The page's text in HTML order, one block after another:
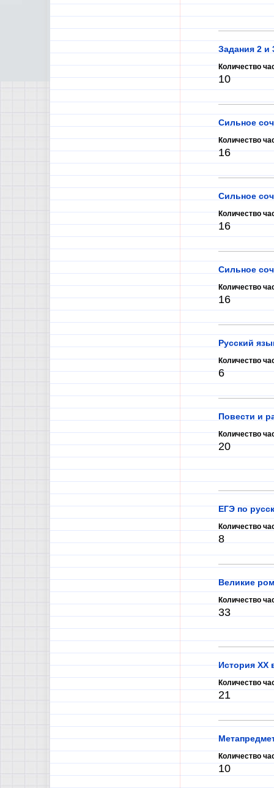
Задания 2 и
Количество
10
Сильное
Количество
16
Сильное
Количество
16
Сильное
Количество
16
Русский
Количество
6
Повести и
Количество
20
ЕГЭ по
Количество
8
Великие
Количество
33
История ХХ
Количество
21
Количество
10